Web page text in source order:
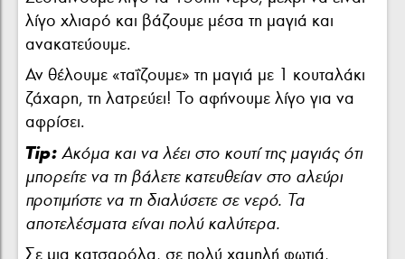
λίγο χλιαρό και βάζουμε μέσα τη μαγιά και
ανακατεύουμε.
Αν θέλουμε «ταΐζουμε» τη μαγιά με 1 κουταλάκι
ζάχαρη, τη λατρεύει! Το αφήνουμε λίγο για να
αφρίσει.
Tip:Ακόμα και να λέει στο κουτί της μαγιάς ότι
μπορείτε να τη βάλετε κατευθείαν στο αλεύρι
προτιμήστε να τη διαλύσετε σε νερό. Τα
αποτελέσματα είναι πολύ καλύτερα.
Σε μια κατσαρόλα, σε πολύ χαμηλή φωτιά,